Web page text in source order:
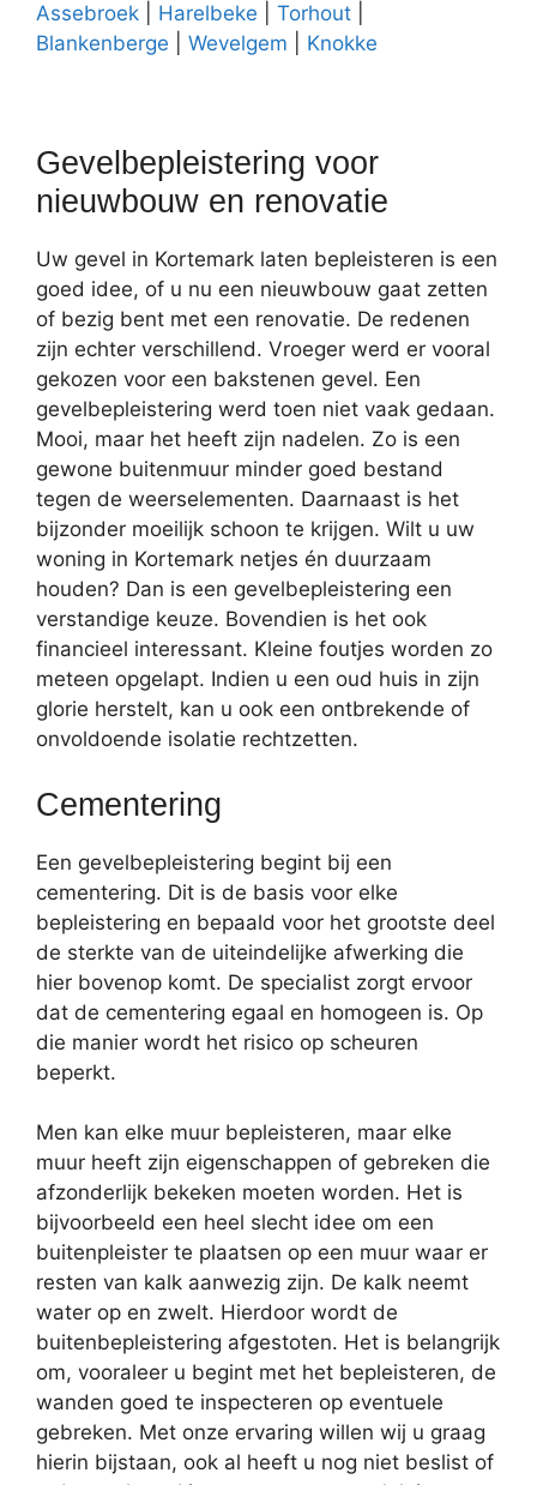
Assebroek
Harelbeke Torhout
Blankenberge
Wevelgem Knokke
Gevelbepleistering voor
nieuwbouw en renovatie
Uw gevel in Kortemark laten bepleisteren is een
goed idee, of u nu een nieuwbouw gaat zetten
of bezig bent met een renovatie. De redenen
zijn echter verschillend. Vroeger werd er vooral
gekozen voor een bakstenen gevel. Een
gevelbepleistering werd toen niet vaak gedaan.
Mooi, maar het heeft zijn nadelen. Zo is een
gewone buitenmuur minder goed bestand
tegen de weerselementen. Daarnaast is het
bijzonder moeilijk schoon te krijgen. Wilt u uw
woning in Kortemark netjes én duurzaam
houden? Dan is een gevelbepleistering een
verstandige keuze. Bovendien is het ook
financieel interessant. Kleine foutjes worden zo
meteen opgelapt. Indien u een oud huis in zijn
glorie herstelt, kan u ook een ontbrekende of
onvoldoende isolatie rechtzetten.
Cementering
Een gevelbepleistering begint bij een
cementering. Dit is de basis voor elke
bepleistering en bepaald voor het grootste deel
de sterkte van de uiteindelijke afwerking die
hier bovenop komt. De specialist zorgt ervoor
dat de cementering egaal en homogeen is. Op
die manier wordt het risico op scheuren
beperkt.
Men kan elke muur bepleisteren, maar elke
muur heeft zijn eigenschappen of gebreken die
afzonderlijk bekeken moeten worden. Het is
bijvoorbeeld een heel slecht idee om een
buitenpleister te plaatsen op een muur waar er
resten van kalk aanwezig zijn. De kalk neemt
water op en zwelt. Hierdoor wordt de
buitenbepleistering afgestoten. Het is belangrijk
om, vooraleer u begint met het bepleisteren, de
wanden goed te inspecteren op eventuele
gebreken. Met onze ervaring willen wij u graag
hierin bijstaan, ook al heeft u nog niet beslist of